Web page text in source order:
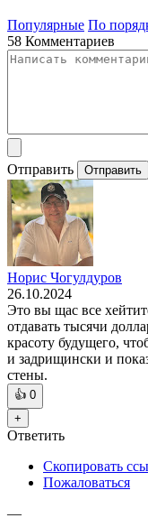
Популярные По
58 Комментариев
Отправить Отправить
Норис Чогулдуров
26.10.2024
Это вы щас все
отдавать тысячи
красоту будущего,
и задрищински и
стены.
👍 0
+
Ответить
Скопировать
Пожаловаться
—